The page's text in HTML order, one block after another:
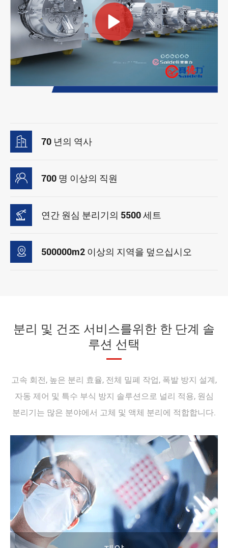
 70 년의 역사
 700 명 이상의 직원
 연간 원심 분리기의 5500 세트
 500000m2 이상의 지역을 덮으십시오

분리 및 건조 서비스를위한 한 단계 솔
루션 선택
고속 회전, 높은 분리 효율, 전체 밀폐 작업, 폭발 방지 설계,
자동 제어 및 특수 부식 방지 솔루션으로 널리 적용, 원심
분리기는 많은 분야에서 고체 및 액체 분리에 적합합니다.